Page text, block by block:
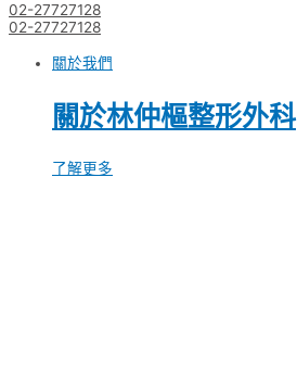
02-27727128
02-27727128
關於我們
關於林仲樞整形外科
了解更多